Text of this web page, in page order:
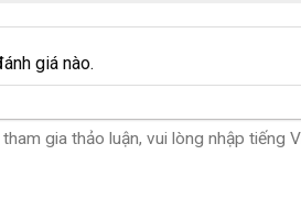
giá nào.